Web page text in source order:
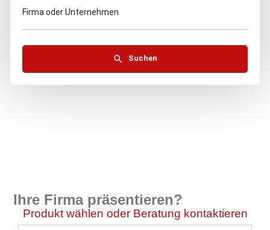
Firma oder Unternehmen
Suchen
Ihre Firma präsentieren?
Produkt wählen oder Beratung kontaktieren